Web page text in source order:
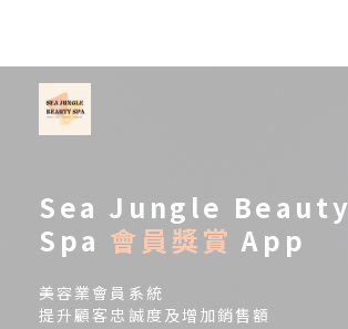
Sea Jungle Beauty
Spa 會員獎賞 App
美容業會員系統
提升顧客忠誠度及增加銷售額